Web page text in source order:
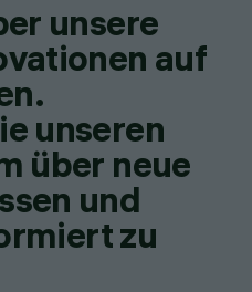
unsere
auf
unseren
über neue
und
zu